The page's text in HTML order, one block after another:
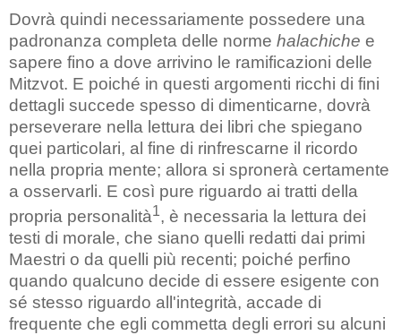
Dovrà quindi necessariamente possedere una
padronanza completa delle norme halachiche e
sapere fino a dove arrivino le ramificazioni delle
Mitzvot. E poiché in questi argomenti ricchi di fini
dettagli succede spesso di dimenticarne, dovrà
perseverare nella lettura dei libri che spiegano
quei particolari, al fine di rinfrescarne il ricordo
nella propria mente; allora si spronerà certamente
a osservarli. E così pure riguardo ai tratti della
propria personalità1, è necessaria la lettura dei
testi di morale, che siano quelli redatti dai primi
Maestri o da quelli più recenti; poiché perfino
quando qualcuno decide di essere esigente con
sé stesso riguardo all'integrità, accade di
frequente che egli commetta degli errori su alcuni